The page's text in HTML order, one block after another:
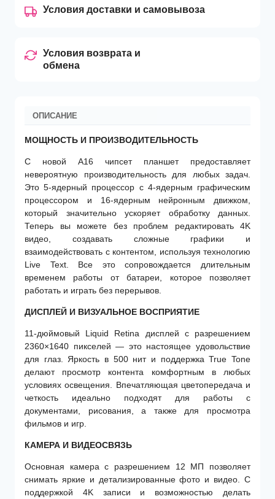
Условия доставки и самовывоза
Условия возврата и
обмена
ОПИСАНИЕ
МОЩНОСТЬ И ПРОИЗВОДИТЕЛЬНОСТЬ
С новой A16 чипсет планшет предоставляет
невероятную производительность для любых задач.
Это 5-ядерный процессор с 4-ядерным графическим
процессором и 16-ядерным нейронным движком,
который значительно ускоряет обработку данных.
Теперь вы можете без проблем редактировать 4K
видео, создавать сложные графики и
взаимодействовать с контентом, используя технологию
Live Text. Все это сопровождается длительным
временем работы от батареи, которое позволяет
работать и играть без перерывов.
ДИСПЛЕЙ И ВИЗУАЛЬНОЕ ВОСПРИЯТИЕ
11-дюймовый Liquid Retina дисплей с разрешением
2360×1640 пикселей — это настоящее удовольствие
для глаз. Яркость в 500 нит и поддержка True Tone
делают просмотр контента комфортным в любых
условиях освещения. Впечатляющая цветопередача и
четкость идеально подходят для работы с
документами, рисования, а также для просмотра
фильмов и игр.
КАМЕРА И ВИДЕОСВЯЗЬ
Основная камера с разрешением 12 МП позволяет
снимать яркие и детализированные фото и видео. С
поддержкой 4K записи и возможностью делать